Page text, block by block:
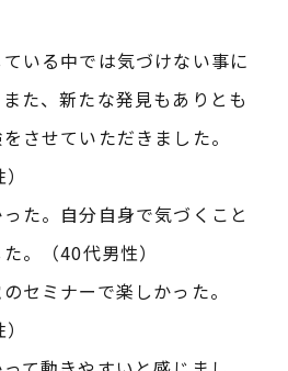
いる中では気づけない事に
た、新たな発見もありとも
させていただきました。
た。自分自身で気づくこと
。（40代男性）
セミナーで楽しかった。